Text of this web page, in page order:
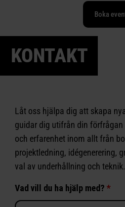
Boka
KONTAKT
Låt oss hjälpa dig att skapa
guidar dig utifrån din förfrågan
och erfarenhet inom allt från
projektledning, idégenerering,
val av underhållning och teknik.
Vad vill du ha hjälp med?*